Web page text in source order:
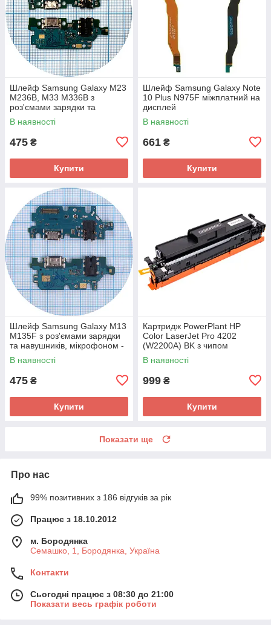
Шлейф Samsung Galaxy M23
M236B, M33 M336B з
роз'ємами зарядки та
навушників, мікрофоном -
нижня плата (оригінал 100%)
В наявності
475 ₴
Купити
Шлейф Samsung Galaxy Note
10 Plus N975F міжплатний на
дисплей
В наявності
661 ₴
Купити
Шлейф Samsung Galaxy M13
M135F з роз'ємами зарядки
та навушників, мікрофоном -
нижня плата (оригінал 100%)
В наявності
475 ₴
Купити
Картридж PowerPlant HP
Color LaserJet Pro 4202
(W2200A) BK з чипом
В наявності
999 ₴
Купити
Показати ще
Про нас
99% позитивних з 186 відгуків за рік
Працює з 18.10.2012
м. Бородянка
Семашко, 1, Бородянка, Україна
Контакти
Сьогодні працює з 08:30 до 21:00
Показати весь графік роботи